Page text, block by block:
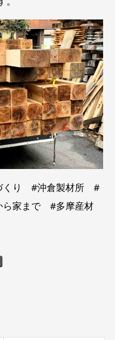
くり #沖倉製材所 #
ら家まで #多摩産材